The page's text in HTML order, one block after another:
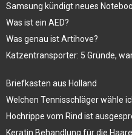
Samsung kündigt neues
Was ist ein AED?
Was genau ist Artihove?
Katzentransporter: 5 Gründe,
Briefkasten aus Holland
Welchen Tennisschläger wähle
Hochrippe vom Rind ist
Keratin Behandlung für die